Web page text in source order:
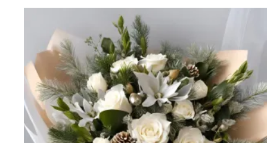
hasta
Las
opciones
se
pueden
elegir
en
la
página
de
producto